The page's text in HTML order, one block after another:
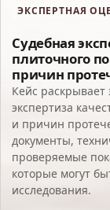
ЭКСПЕРТНАЯ
Судебная
плиточного
причин
Кейс раскрывает
экспертиза
и причин
документы,
проверяемые
которые могут
исследования.